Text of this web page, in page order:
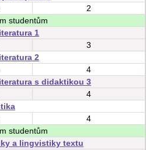
2
studentům
1
3
2
4
s didaktikou 3
4
4
studentům
a lingvistiky textu